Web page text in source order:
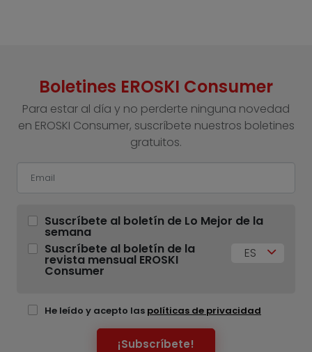
Boletines EROSKI Consumer
Para estar al día y no perderte ninguna novedad
en EROSKI Consumer, suscríbete nuestros boletines
gratuitos.
Suscríbete al boletín de Lo Mejor de la
semana
Suscríbete al boletín de la
revista mensual EROSKI
Consumer
ES
He leído y acepto las políticas de privacidad
¡Subscríbete!